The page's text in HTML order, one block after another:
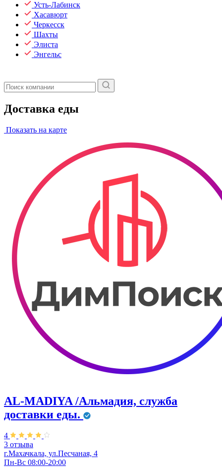
Усть-Лабинск
Хасавюрт
Черкесск
Шахты
Элиста
Энгельс
Доставка еды
Показать на карте
AL-MADIYA /Альмадия, служба
доставки еды.
4
3 отзыва
г.Махачкала, ул.Песчаная, 4
Пн-Вс 08:00-20:00